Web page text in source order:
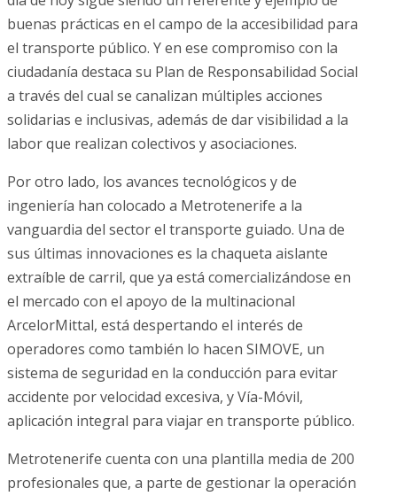
buenas prácticas en el campo de la accesibilidad para
el transporte público. Y en ese compromiso con la
ciudadanía destaca su Plan de Responsabilidad Social
a través del cual se canalizan múltiples acciones
solidarias e inclusivas, además de dar visibilidad a la
labor que realizan colectivos y asociaciones.
Por otro lado, los avances tecnológicos y de
ingeniería han colocado a Metrotenerife a la
vanguardia del sector el transporte guiado. Una de
sus últimas innovaciones es la chaqueta aislante
extraíble de carril, que ya está comercializándose en
el mercado con el apoyo de la multinacional
ArcelorMittal, está despertando el interés de
operadores como también lo hacen SIMOVE, un
sistema de seguridad en la conducción para evitar
accidente por velocidad excesiva, y Vía-Móvil,
aplicación integral para viajar en transporte público.
Metrotenerife cuenta con una plantilla media de 200
profesionales que, a parte de gestionar la operación